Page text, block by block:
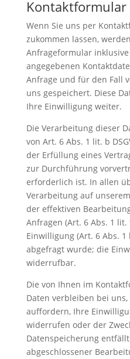
Kontaktformular
Wenn Sie uns per
zukommen lassen,
Anfrageformular
angegebenen
Anfrage und für den Fall
uns gespeichert. Diese
Ihre Einwilligung weiter.
Die Verarbeitung dieser
von Art. 6 Abs. 1 lit. b
der Erfüllung eines
zur Durchführung
erforderlich ist. In allen
Verarbeitung auf
der effektiven
Anfragen (Art. 6 Abs. 1 lit.
Einwilligung (Art. 6 Abs. 1
abgefragt wurde; die
widerrufbar.
Die von Ihnen im
Daten verbleiben bei
auffordern, Ihre
widerrufen oder der
Datenspeicherung entfällt
abgeschlossener